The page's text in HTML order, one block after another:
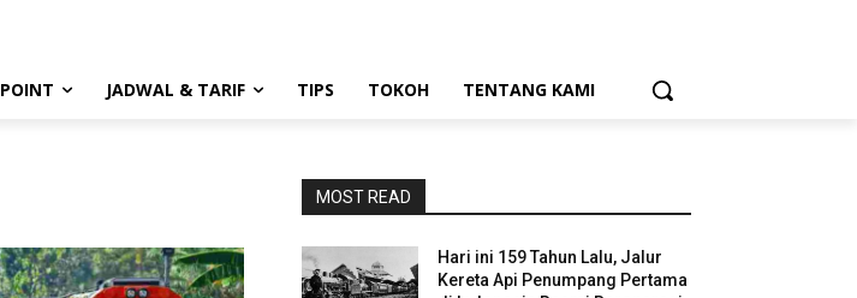
POINT JADWAL & TARIF TIPS TOKOH TENTANG KAMI
MOST READ
Hari ini 159 Tahun Lalu, Jalur
Kereta Api Penumpang Pertama